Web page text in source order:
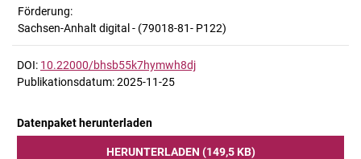
Förderung:
Sachsen-Anhalt digital - (79018-81- P122)
DOI: 10.22000/bhsb55k7hymwh8dj
Publikationsdatum: 2025-11-25
Datenpaket herunterladen
HERUNTERLADEN (149,5 KB)